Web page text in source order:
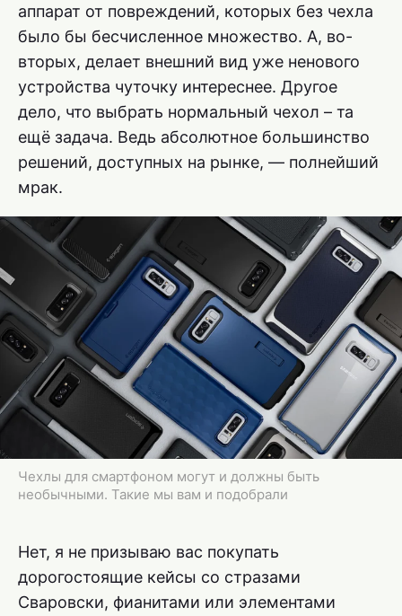
аппарат от повреждений, которых без чехла
было бы бесчисленное множество. А, во-
вторых, делает внешний вид уже ненового
устройства чуточку интереснее. Другое
дело, что выбрать нормальный чехол – та
ещё задача. Ведь абсолютное большинство
решений, доступных на рынке, — полнейший
мрак.
Чехлы для смартфоном могут и должны быть
необычными. Такие мы вам и подобрали
Нет, я не призываю вас покупать
дорогостоящие кейсы со стразами
Сваровски, фианитами или элементами